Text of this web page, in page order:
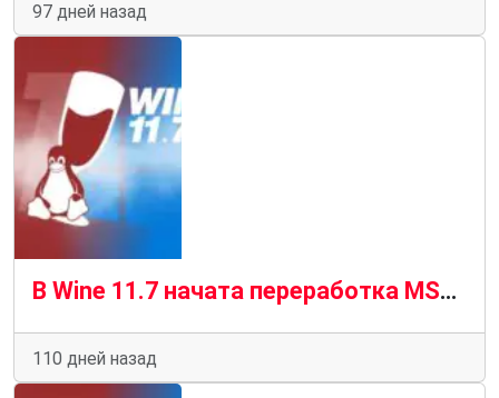
97 дней назад
В Wine 11.7 начата переработка MSXML и исправлены 35 ошибок
110 дней назад